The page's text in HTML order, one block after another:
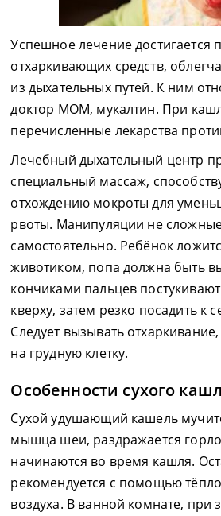
Успешное лечение достигается
отхаркивающих средств,
из дыхательных путей. К ним
доктор МОМ, мукалтин. При
перечисленные лекарства
Лечебный дыхательный центр
специальный массаж,
отхождению мокроты для
рвоты. Манипуляции не
самостоятельно. Ребёнок
животиком, попа должна быть
кончиками пальцев
кверху, затем резко посадить к
Следует вызывать
на грудную клетку.
Особенности сухого
Сухой удушающий кашель
мышца шеи, раздражается
начинаются во время кашля.
рекомендуется с помощью
воздуха. В ванной комнате, при